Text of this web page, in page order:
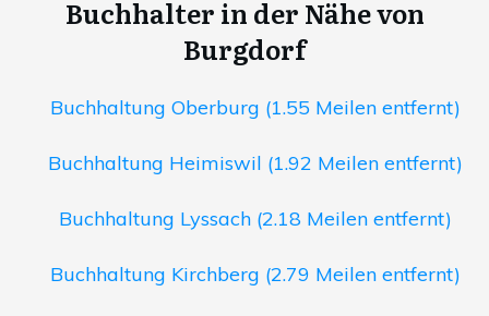
Buchhalter in der Nähe von
Burgdorf
Buchhaltung Oberburg (1.55 Meilen entfernt)
Buchhaltung Heimiswil (1.92 Meilen entfernt)
Buchhaltung Lyssach (2.18 Meilen entfernt)
Buchhaltung Kirchberg (2.79 Meilen entfernt)